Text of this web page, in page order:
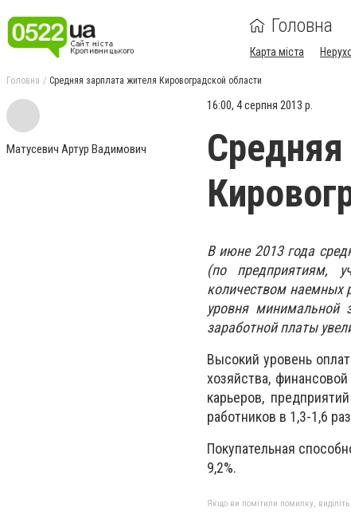
Головна
Карта міста
Головна Средняя зарплата жителя Кировоградской области
Матусевич Артур Вадимович
16:00, 4 серпня 2013 р.
В июне 2013 года
(по предприятиям,
количеством наемных
уровня
заработной платы
Высокий уровень
хозяйства,
карьеров,
работников в 1,3-1,6
Покупательная
9,2%.
Якщо ви помітили помилку, виділіть